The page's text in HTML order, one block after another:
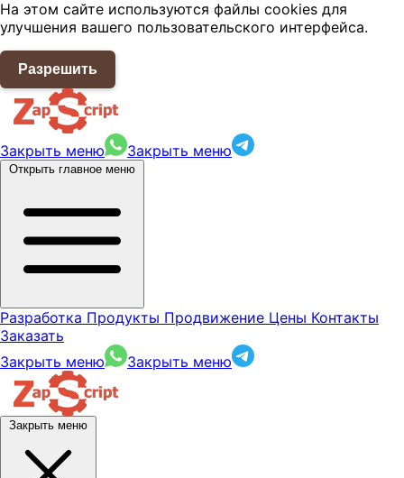
На этом сайте используются файлы cookies для
улучшения вашего пользовательского интерфейса.
Разрешить
Закрыть меню Закрыть меню
Открыть главное меню
Разработка Продукты Продвижение Цены Контакты
Заказать
Закрыть меню
Закрыть меню
Закрыть меню